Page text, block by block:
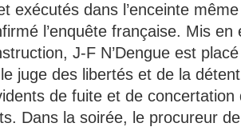
exécutés dans l’enceinte
l’enquête française. Mis
J-F N’Dengue est
juge des libertés et de la
de fuite et de concertation
Dans la soirée, le procureur